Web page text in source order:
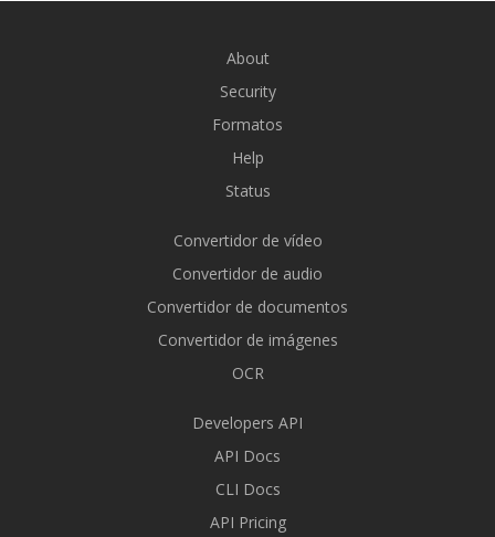
About
Security
Formatos
Help
Status
Convertidor de vídeo
Convertidor de audio
Convertidor de documentos
Convertidor de imágenes
OCR
Developers API
API Docs
CLI Docs
API Pricing